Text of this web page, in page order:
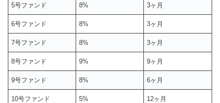
5号ファンド 8% 3ヶ月
6号ファンド 8% 3ヶ月
7号ファンド 8% 3ヶ月
8号ファンド 9% 9ヶ月
9号ファンド 8% 6ヶ月
10号ファンド 5% 12ヶ月